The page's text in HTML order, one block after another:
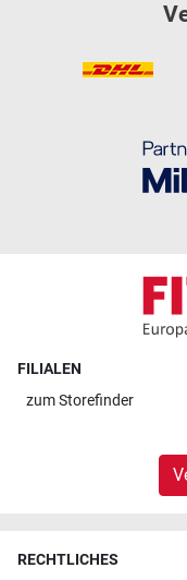
FILIALEN
zumStorefinder
RECHTLICHES